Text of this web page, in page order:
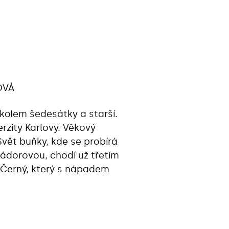
šedesátky a starší.
Karlovy. Věkový
buňky, kde se probírá
chodí už třetím
který s nápadem